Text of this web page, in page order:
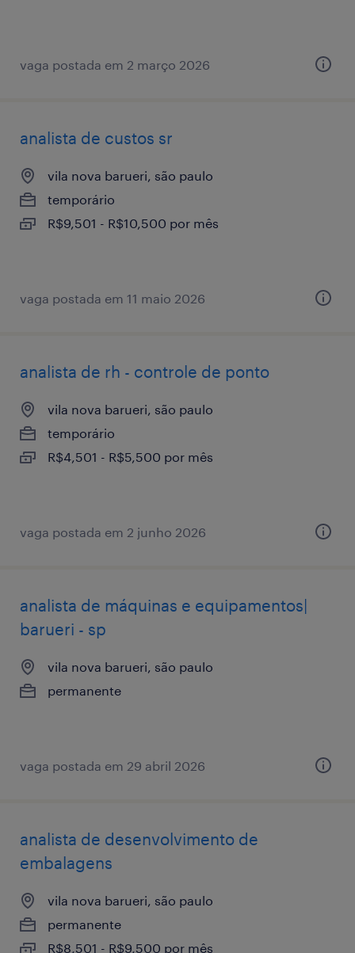
vaga postada em 2 março 2026
analista de custos sr
vila nova barueri, são paulo
temporário
R$9,501 - R$10,500 por mês
vaga postada em 11 maio 2026
analista de rh - controle de ponto
vila nova barueri, são paulo
temporário
R$4,501 - R$5,500 por mês
vaga postada em 2 junho 2026
analista de máquinas e equipamentos|
barueri - sp
vila nova barueri, são paulo
permanente
vaga postada em 29 abril 2026
analista de desenvolvimento de
embalagens
vila nova barueri, são paulo
permanente
R$8,501 - R$9,500 por mês